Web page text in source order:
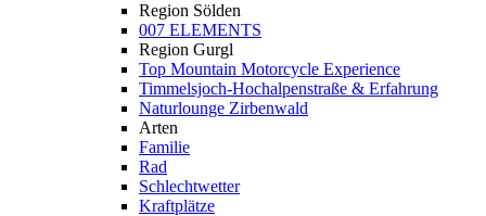
Region Sölden
007 ELEMENTS
Region Gurgl
Top Mountain Motorcycle Experience
Timmelsjoch-Hochalpenstraße & Erfahrung
Naturlounge Zirbenwald
Arten
Familie
Rad
Schlechtwetter
Kraftplätze